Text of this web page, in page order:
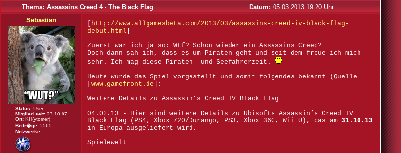
Thema: Assassins Creed 4 - The Black Flag Datum: 05.03.2013 19:20 Uhr
Sebastian
Status: User
Mitglied seit: 23.10.07
Ort: KH(ytomer)
Beitr�ge: 2565
Netzwerke:
http://www.allgamesbeta.com/2013/03/assassins-creed-iv-black-flag-
debut.html
Zuerst war ich ja so: Wtf? Schon wieder ein Assassins Creed?
Doch dann sah ich, dass es um Piraten geht und seit dem freue ich mich
sehr. Ich mag diese Piraten- und Seefahrerzeit.
Heute wurde das Spiel vorgestellt und somit folgendes bekannt (Quelle:
www.gamefront.de ]:
Weitere Details zu Assassin’s Creed IV Black Flag
04.03.13 - Hier sind weitere Details zu Ubisofts Assassin’s Creed IV
Black Flag (PS4, Xbox 720/Durango, PS3, Xbox 360, Wii U), das am 31.10.13
in Europa ausgeliefert wird.
Spielewelt